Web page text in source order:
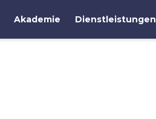
Akademie Dienstleistungen